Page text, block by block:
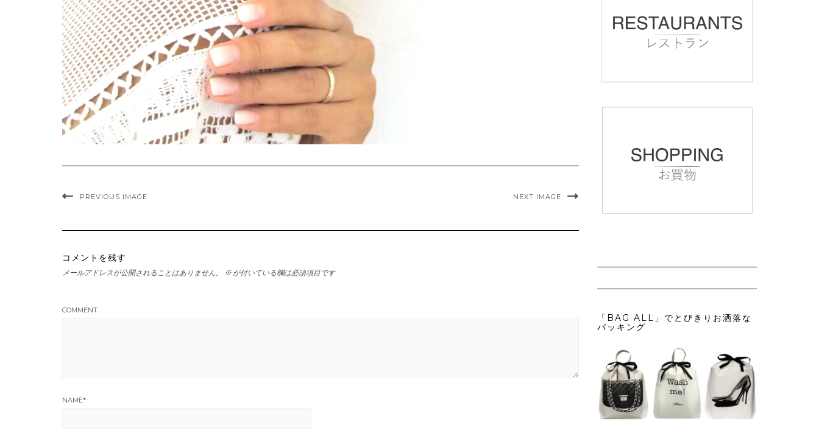
PREVIOUS IMAGE NEXT IMAGE
コメントを残す
メールアドレスが公開されることはありません。 ※ が付いている欄は必須項目です
COMMENT
NAME*
「BAG ALL」でとびきりお洒落な
パッキング